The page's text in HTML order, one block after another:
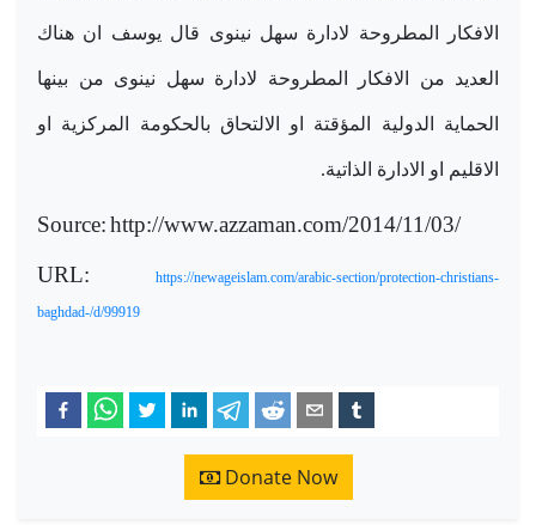
الافكار المطروحة لادارة سهل نينوى قال يوسف ان هناك
العديد من الافكار المطروحة لادارة سهل نينوى من بينها
الحماية الدولية المؤقتة او الالتحاق بالحكومة المركزية او
الاقليم او الادارة الذاتية.
Source:http://www.azzaman.com/2014/11/03/
URL: https://newageislam.com/arabic-section/protection-christians-
baghdad-/d/99919
Donate Now